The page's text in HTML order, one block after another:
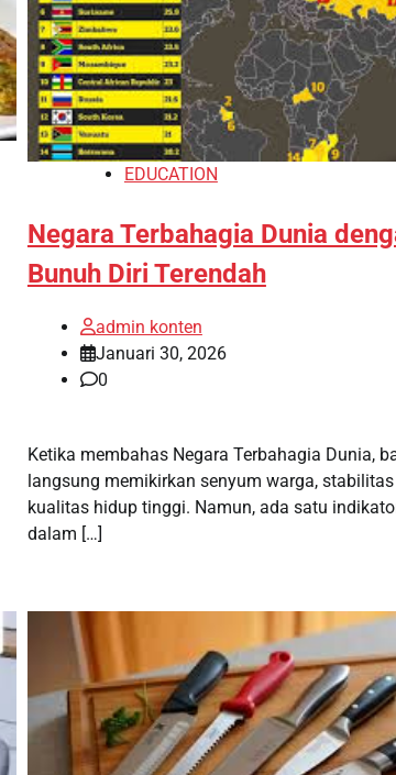
EDUCATION
Negara Terbahagia Dunia
Bunuh Diri Terendah
admin konten
Januari 30, 2026
0
Ketika membahas Negara Terbahagia Dunia,
langsung memikirkan senyum warga,
kualitas hidup tinggi. Namun, ada satu
dalam […]